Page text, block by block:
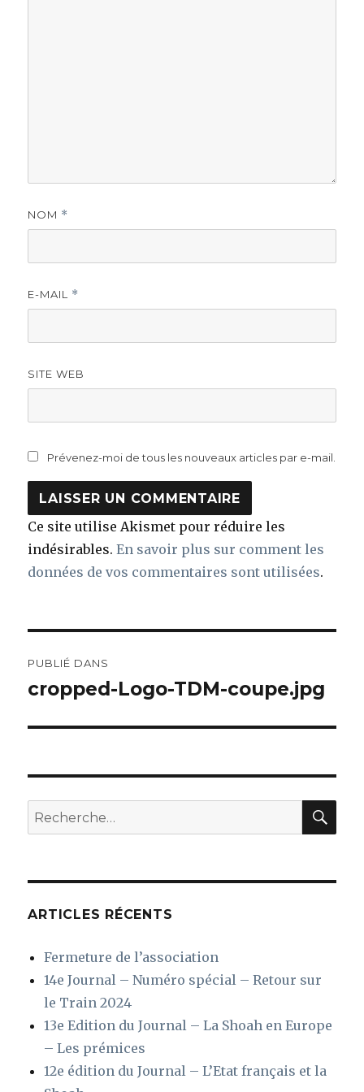
NOM *
E-MAIL *
SITE WEB
Prévenez-moi de tous les nouveaux articles par e-mail.
Ce site utilise Akismet pour réduire les
indésirables.En savoir plus sur comment les
données de vos commentaires sont utilisées.
de
PUBLIÉ DANS
cropped-Logo-TDM-coupe.jpg
Recherche
pour
ARTICLES RÉCENTS
Fermeture de l’association
14e Journal – Numéro spécial – Retour sur
le Train 2024
13e Edition du Journal – La Shoah en Europe
– Les prémices
12e édition du Journal – L’Etat français et la